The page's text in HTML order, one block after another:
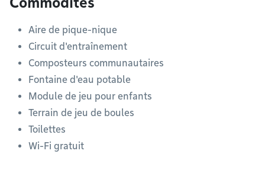
Aire de pique-nique
Circuit d'entraînement
Composteurs communautaires
Fontaine d'eau potable
Module de jeu pour enfants
Terrain de jeu de boules
Toilettes
Wi-Fi gratuit